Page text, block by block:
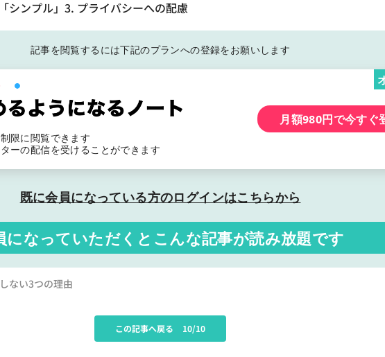
シンプル」3. プライバシーへの配慮
記事を閲覧するには下記のプランへの登録をお願いします
限に閲覧できます
ーの配信を受けることができます
月額980円で今すぐ
既に会員になっている方のログインはこちらから
になっていただくと こんな記事が読み放題です
ない3つの理由
この記事へ戻る 10/10